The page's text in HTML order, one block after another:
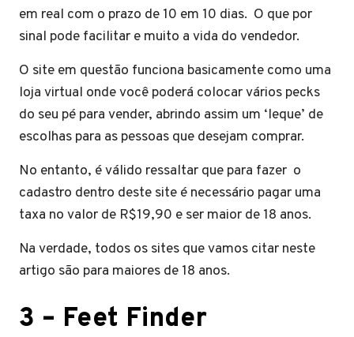
em real com o prazo de 10 em 10 dias. O que por
sinal pode facilitar e muito a vida do vendedor.
O site em questão funciona basicamente como uma
loja virtual onde você poderá colocar vários pecks
do seu pé para vender, abrindo assim um ‘leque’ de
escolhas para as pessoas que desejam comprar.
No entanto, é válido ressaltar que para fazer o
cadastro dentro deste site é necessário pagar uma
taxa no valor de R$19,90 e ser maior de 18 anos.
Na verdade, todos os sites que vamos citar neste
artigo são para maiores de 18 anos.
3 – Feet Finder